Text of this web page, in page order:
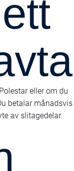
eller om du
betalar månadsvis
av slitagedelar.